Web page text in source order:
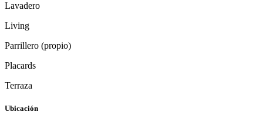
Lavadero
Living
Parrillero (propio)
Placards
Terraza
Ubicación